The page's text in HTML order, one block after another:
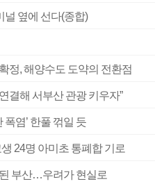
널 옆에 선다(종합)
정, 해양수도 도약의 전환점
결해 서부산 관광 키우자”
염’ 한풀 꺾일 듯
24명 아미초 통폐합 기로
된 부산…우려가 현실로